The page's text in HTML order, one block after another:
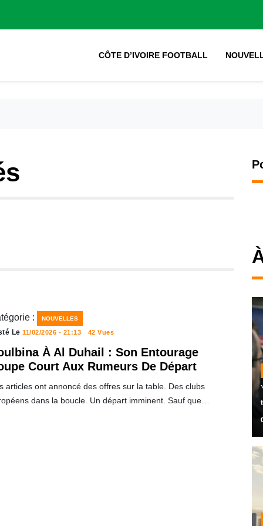
CÔTE D’IVOIRE FOOTBALL
: NOUVELLES
Le11/02/2026 - 21:13 42 Vues
À Al Duhail : Son Entourage
Court Aux Rumeurs De Départ
articles ont annoncé des offres sur la table. Des clubs
dans la boucle. Un départ imminent. Sauf que…